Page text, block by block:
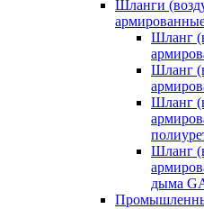
Шланги
Шланг
Шланг
Шланг
Шланг
дыма